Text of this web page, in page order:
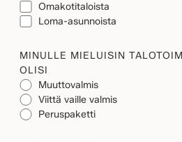
Omakotitaloista
Loma-asunnoista
MINULLE MIELUISIN
OLISI
Muuttovalmis
Viittä vaille valmis
Peruspaketti